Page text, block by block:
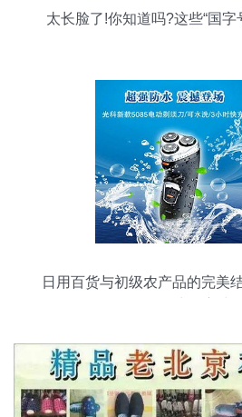
太长脸了!你知道吗?这些“国字
日用百货与初级农产品的完美